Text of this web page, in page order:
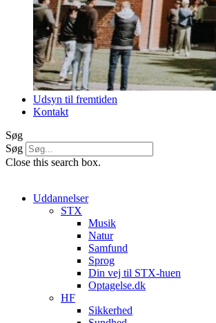
Udsyn til fremtiden
Kontakt
Søg
Søg
Close this search box.
Uddannelser
STX
Musik
Natur
Samfund
Sprog
Din vej til STX-huen
Optagelse.dk
HF
Sikkerhed